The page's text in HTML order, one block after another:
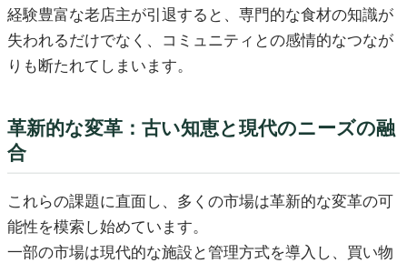
経験豊富な老店主が引退すると、専門的な食材の知識が
失われるだけでなく、コミュニティとの感情的なつなが
りも断たれてしまいます。
革新的な変革：古い知恵と現代のニーズの融
合
これらの課題に直面し、多くの市場は革新的な変革の可
能性を模索し始めています。
一部の市場は現代的な施設と管理方式を導入し、買い物